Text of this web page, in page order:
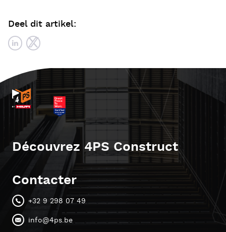
Deel dit artikel:
Découvrez 4PS Construct
Contacter
+32 9 298 07 49
info@4ps.be